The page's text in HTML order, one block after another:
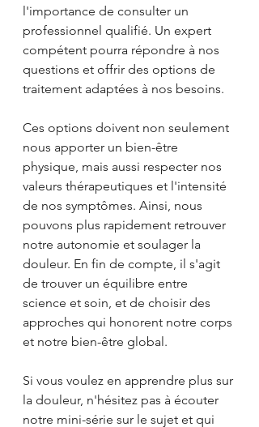
l'importance de consulter un
professionnel qualifié. Un expert
compétent pourra répondre à nos
questions et offrir des options de
traitement adaptées à nos besoins.
Ces options doivent non seulement
nous apporter un bien-être
physique, mais aussi respecter nos
valeurs thérapeutiques et l'intensité
de nos symptômes. Ainsi, nous
pouvons plus rapidement retrouver
notre autonomie et soulager la
douleur. En fin de compte, il s'agit
de trouver un équilibre entre
science et soin, et de choisir des
approches qui honorent notre corps
et notre bien-être global.
Si vous voulez en apprendre plus sur
la douleur, n'hésitez pas à écouter
notre mini-série sur le sujet et qui